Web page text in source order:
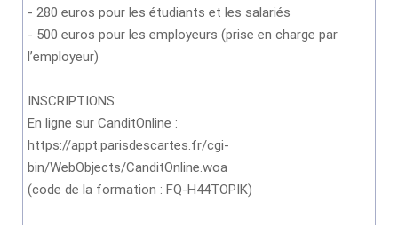
- 280 euros pour les étudiants et les salariés
- 500 euros pour les employeurs (prise en charge par
l’employeur)
INSCRIPTIONS
En ligne sur CanditOnline :
https://appt.parisdescartes.fr/cgi-
bin/WebObjects/CanditOnline.woa
(code de la formation : FQ-H44TOPIK)